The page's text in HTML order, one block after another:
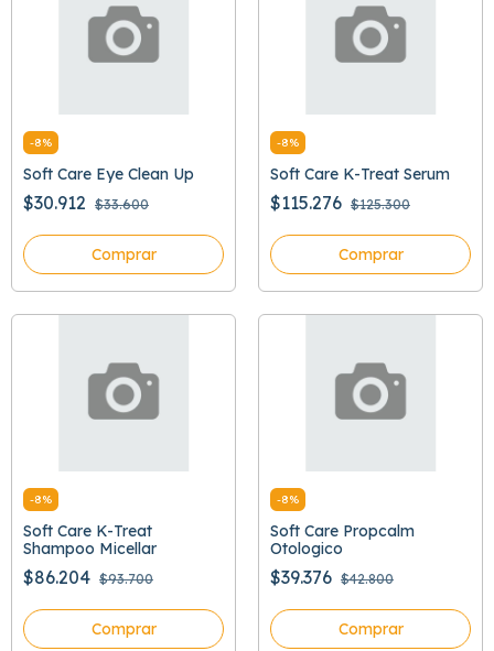
-8%
Soft Care Eye Clean Up
$30.912 $33.600
Comprar
-8%
Soft Care K-Treat Serum
$115.276 $125.300
Comprar
-8%
Soft Care K-Treat
Shampoo Micellar
$86.204 $93.700
Comprar
-8%
Soft Care Propcalm
Otologico
$39.376 $42.800
Comprar